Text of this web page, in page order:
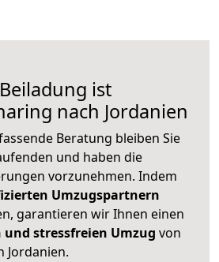
ist
nach Jordanien
Beratung bleiben Sie
und haben die
vorzunehmen. Indem
Umzugspartnern
garantieren wir Ihnen einen
stressfreien Umzug von
Jordanien.